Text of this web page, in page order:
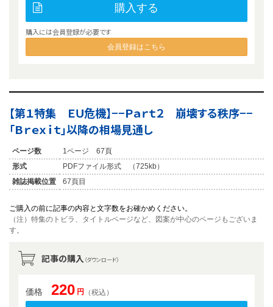
購入する
購入には会員登録が必要です
会員登録はこちら
【第１特集 ＥＵ危機】−−Ｐａｒｔ２ 崩壊する秩序−−
「Ｂｒｅｘｉｔ」以降の相場見通し
ページ数
1ページ 67頁
形式
PDFファイル形式 （725kb）
雑誌掲載位置
67頁目
ご購入の前に記事の内容と文字数をお確かめください。
（注）特集のトビラ、タイトルページなど、図案が中心のページもございま
す。
記事の購入 （ダウンロード）
価格 220 円 （税込）